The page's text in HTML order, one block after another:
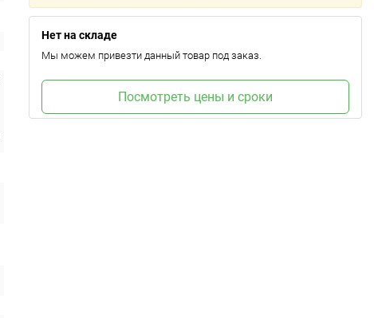
Нет на складе
Мы можем привезти данный товар под заказ.
Посмотреть цены и сроки